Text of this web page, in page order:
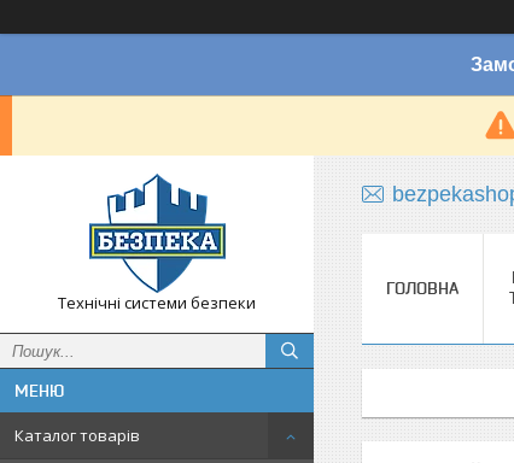
Технічні системи безпеки
Каталог товарів
ГОЛОВНА